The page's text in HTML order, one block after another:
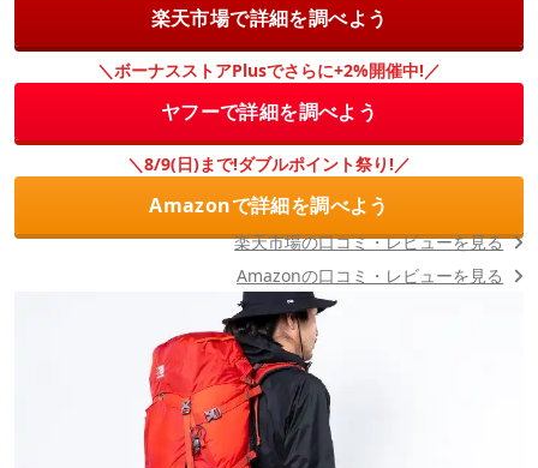
楽天市場で詳細を調べよう
＼ボーナスストアPlusでさらに+2%開催中!／
ヤフーで詳細を調べよう
＼8/9(日)まで!ダブルポイント祭り!／
Amazonで詳細を調べよう
楽天市場の口コミ・レビューを見る
Amazonの口コミ・レビューを見る